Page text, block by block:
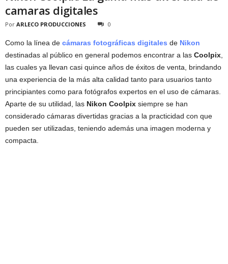
camaras digitales
Por ARLECO PRODUCCIONES 0
Como la línea de cámaras fotográficas digitales de Nikon
destinadas al público en general podemos encontrar a las Coolpix
las cuales ya llevan casi quince años de éxitos de venta, brindando
una experiencia de la más alta calidad tanto para usuarios tanto
principiantes como para fotógrafos expertos en el uso de cámaras.
Aparte de su utilidad, las Nikon Coolpix siempre se han
considerado cámaras divertidas gracias a la practicidad con que
pueden ser utilizadas, teniendo además una imagen moderna y
compacta.